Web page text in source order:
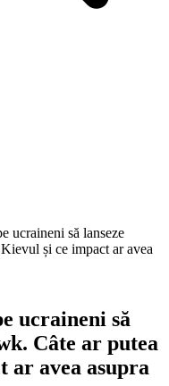
ucraineni să lanseze
și ce impact ar avea
ucraineni să
Câte ar putea
ar avea asupra